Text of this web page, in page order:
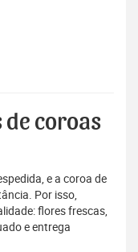
de coroas
e a coroa de
Por isso,
flores frescas,
e entrega